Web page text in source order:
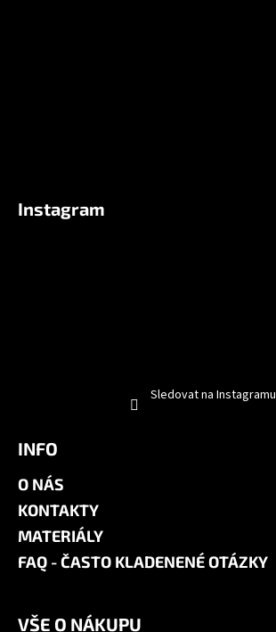
Instagram
Sledovat na Instagramu
INFO
O NÁS
KONTAKTY
MATERIÁLY
FAQ - ČASTO KLADENENÉ OTÁZKY
VŠE O NÁKUPU